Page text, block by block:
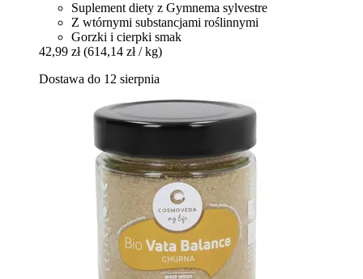
Suplement diety z Gymnema sylvestre
Z wtórnymi substancjami roślinnymi
Gorzki i cierpki smak
42,99 zł (614,14 zł / kg)
Dostawa do 12 sierpnia